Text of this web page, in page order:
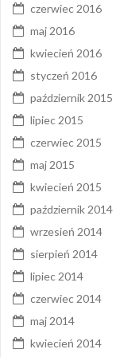
czerwiec 2016
maj 2016
kwiecień 2016
styczeń 2016
październik 2015
lipiec 2015
czerwiec 2015
maj 2015
kwiecień 2015
październik 2014
wrzesień 2014
sierpień 2014
lipiec 2014
czerwiec 2014
maj 2014
kwiecień 2014